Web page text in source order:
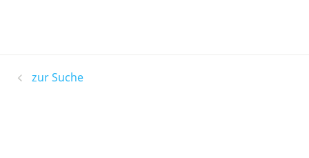
zur Suche